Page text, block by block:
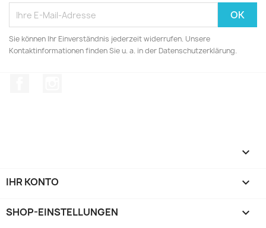
Sie können Ihr Einverständnis jederzeit widerrufen. Unsere
Kontaktinformationen finden Sie u. a. in der Datenschutzerklärung.

IHR KONTO 
SHOP-EINSTELLUNGEN keyboard_arrow_down